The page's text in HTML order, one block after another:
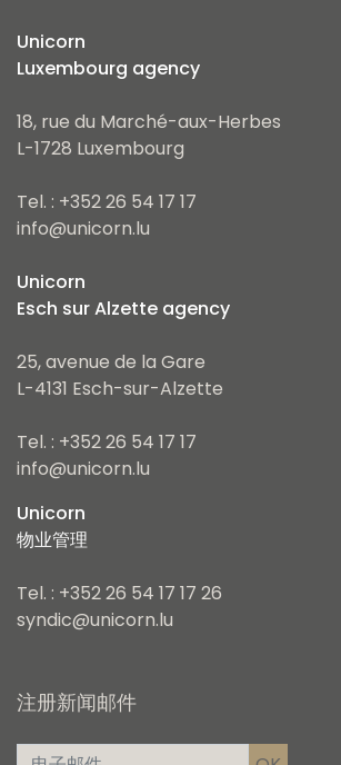
Unicorn
Luxembourg agency
18, rue du Marché-aux-Herbes
L-1728 Luxembourg
Tel. : +352 26 54 17 17
info@unicorn.lu
Unicorn
Esch sur Alzette agency
25, avenue de la Gare
L-4131 Esch-sur-Alzette
Tel. : +352 26 54 17 17
info@unicorn.lu
Unicorn
物业管理
Tel. : +352 26 54 17 17 26
syndic@unicorn.lu
注册新闻邮件